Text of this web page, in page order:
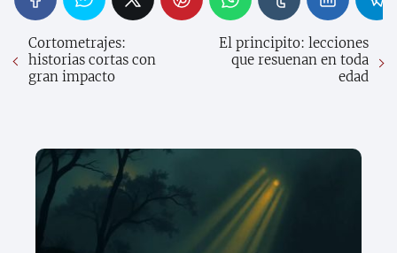
Cortometrajes:
historias cortas con
gran impacto
El principito: lecciones
que resuenan en toda
edad